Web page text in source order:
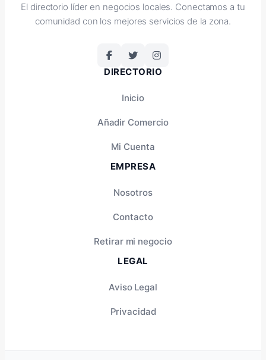
El directorio líder en negocios locales. Conectamos a tu
comunidad con los mejores servicios de la zona.
DIRECTORIO
Inicio
Añadir Comercio
Mi Cuenta
EMPRESA
Nosotros
Contacto
Retirar mi negocio
LEGAL
Aviso Legal
Privacidad